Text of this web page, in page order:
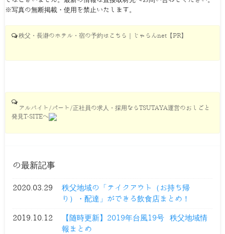
※写真の無断掲載・使用を禁止いたします。
秩父・長瀞のホテル・宿の予約はこちら｜じゃらんnet【PR】
アルバイト/パート/正社員の求人・採用ならTSUTAYA運営のおしごと
発見T-SITEへ
の最新記事
2020.03.29
秩父地域の「テイクアウト（お持ち帰
り）・配達」ができる飲食店まとめ！
2019.10.12
【随時更新】2019年台風19号 秩父地域情
報まとめ